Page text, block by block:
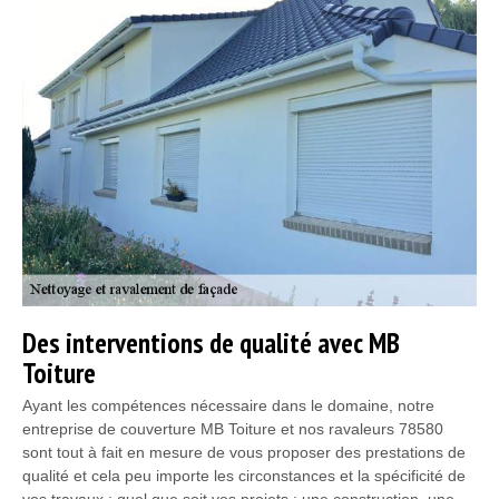
Des interventions de qualité avec MB
Toiture
Ayant les compétences nécessaire dans le domaine, notre
entreprise de couverture MB Toiture et nos ravaleurs 78580
sont tout à fait en mesure de vous proposer des prestations de
qualité et cela peu importe les circonstances et la spécificité de